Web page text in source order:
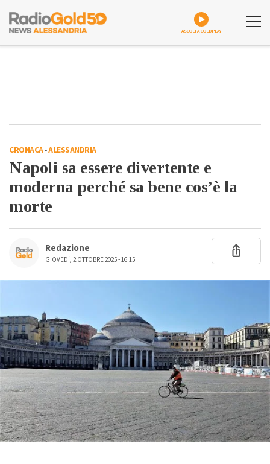
ASCOLTA GOLDPLAY
CRONACA-ALESSANDRIA
Napoli sa essere divertente e
moderna perché sa bene cos’è la
morte
Redazione
GIOVEDÌ, 2 OTTOBRE 2025 - 16:15